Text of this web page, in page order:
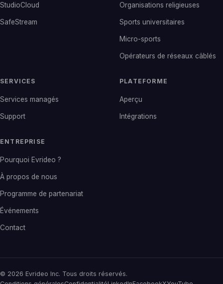
StudioCloud
SafeStream
Organisations religieuses
Sports universitaires
Micro-sports
Opérateurs de réseaux câblés
SERVICES
Services managés
Support
PLATEFORME
Aperçu
Intégrations
ENTREPRISE
Pourquoi Evrideo ?
À propos de nous
Programme de partenariat
Événements
Contact
© 2026 Evrideo Inc. Tous droits réservés.